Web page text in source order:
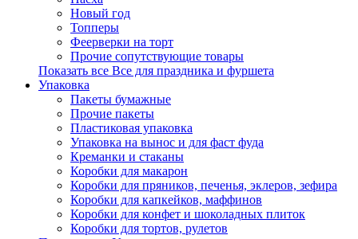
Новый год
Топперы
Феерверки на торт
Прочие сопутствующие товары
Показать все Все для праздника и фуршета
Упаковка
Пакеты бумажные
Прочие пакеты
Пластиковая упаковка
Упаковка на вынос и для фаст фуда
Креманки и стаканы
Коробки для макарон
Коробки для пряников, печенья, эклеров, зефира
Коробки для капкейков, маффинов
Коробки для конфет и шоколадных плиток
Коробки для тортов, рулетов